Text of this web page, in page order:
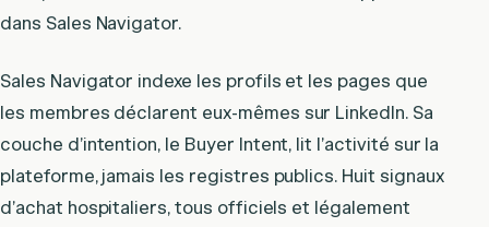
dans Sales Navigator.
Sales Navigator indexe les profils et les pages que
les membres déclarent eux-mêmes sur LinkedIn. Sa
couche d’intention, le Buyer Intent, lit l’activité sur la
plateforme, jamais les registres publics. Huit signaux
d’achat hospitaliers, tous officiels et légalement